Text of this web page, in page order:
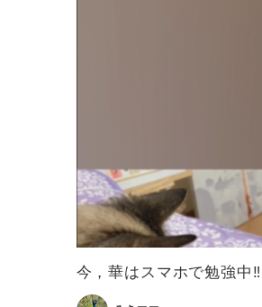
今，華はスマホで勉強中‼️